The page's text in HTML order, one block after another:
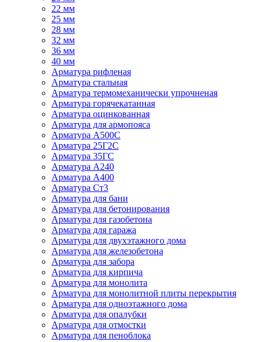
22 мм
25 мм
28 мм
32 мм
36 мм
40 мм
Арматура рифленая
Арматура стальная
Арматура термомеханически упрочненая
Арматура горячекатанная
Арматура оцинкованная
Арматура для армопояса
Арматура A500С
Арматура 25Г2С
Арматура 35ГС
Арматура А240
Арматура А400
Арматура Ст3
Арматура для бани
Арматура для бетонирования
Арматура для газобетона
Арматура для гаража
Арматура для двухэтажного дома
Арматура для железобетона
Арматура для забора
Арматура для кирпича
Арматура для монолита
Арматура для монолитной плиты перекрытия
Арматура для одноэтажного дома
Арматура для опалубки
Арматура для отмостки
Арматура для пеноблока